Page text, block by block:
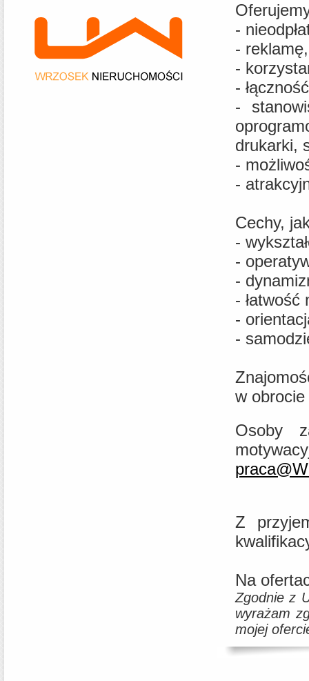
-
-
-
-
-
drukarki,
-
-
Cechy,
-
-
-
- łatwość
-
-
w
Osoby
Z
Na
Zgodnie z
wyrażam
mojej